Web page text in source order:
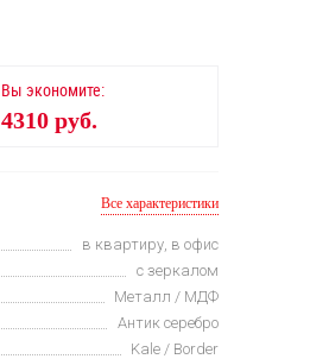
Вы экономите:
4310 руб.
Все характеристики
в квартиру, в офис
с зеркалом
Металл / МДФ
Антик серебро
Kale / Border